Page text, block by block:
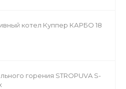
котел Куппер КАРБО 18
горения STROPUVA S-